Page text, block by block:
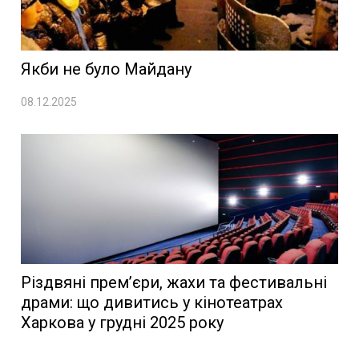
Якби не було Майдану
08.12.2025
Різдвяні прем’єри, жахи та фестивальні
драми: що дивитись у кінотеатрах
Харкова у грудні 2025 року